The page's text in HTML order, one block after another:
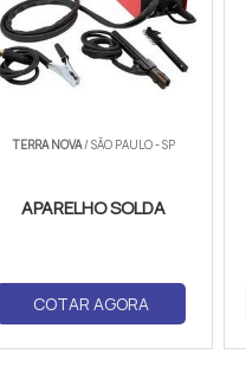
TERRA NOVA/ SÃO PAULO - SP
APARELHO SOLDA
COTAR AGORA